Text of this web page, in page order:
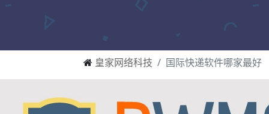
皇家网络科技 国际快递软件哪家最好